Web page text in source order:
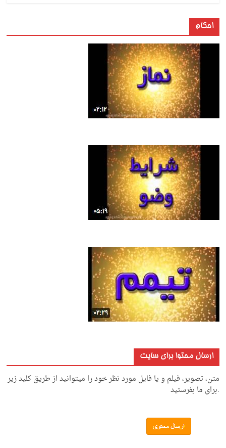
احکام
ارسال محتوا برای سایت
متن، تصویر، فیلم و یا فایل مورد نظر خود را میتوانید از طریق کلید زیر
.برای ما بفرستید